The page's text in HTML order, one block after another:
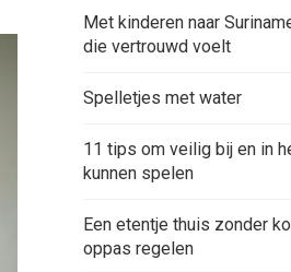
Met kinderen naar
die vertrouwd voelt
Spelletjes met water
11 tips om veilig bij en in
kunnen spelen
Een etentje thuis zonder
oppas regelen